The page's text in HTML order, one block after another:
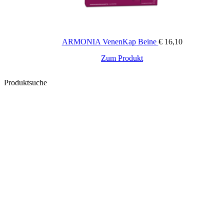
ARMONIA VenenKap Beine €16,10
Zum Produkt
Produktsuche